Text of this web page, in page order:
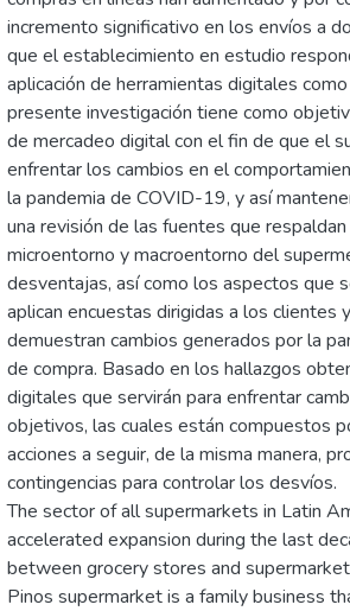
incremento significativo en los envíos a
que el establecimiento en estudio
aplicación de herramientas digitales
presente investigación tiene como
de mercadeo digital con el fin de que el
enfrentar los cambios en el
la pandemia de COVID-19, y así
una revisión de las fuentes que
microentorno y macroentorno del
desventajas, así como los aspectos que
aplican encuestas dirigidas a los clientes
demuestran cambios generados por la
de compra. Basado en los hallazgos
digitales que servirán para enfrentar
objetivos, las cuales están compuestos
acciones a seguir, de la misma manera,
contingencias para controlar los desvíos.
The sector of all supermarkets in Latin
accelerated expansion during the last
between grocery stores and
Pinos supermarket is a family business